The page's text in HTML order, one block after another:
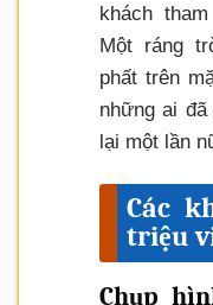
khách
Một ráng
phất trên
những ai đã
lại một lần
Các
triệu
Chụp